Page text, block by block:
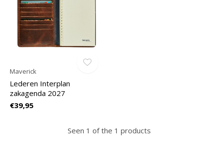
Maverick
Lederen Interplan
zakagenda 2027
€39,95
Seen 1 of the 1 products